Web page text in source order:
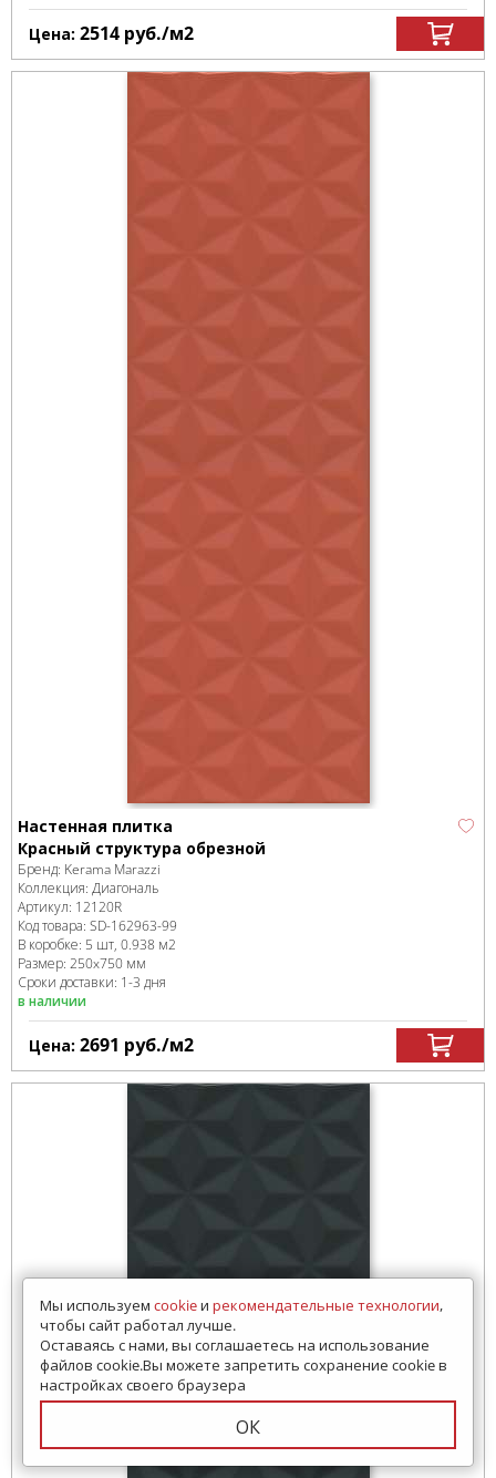
Цена: 2514 руб./м2
Настенная плитка
Красный структура обрезной
Бренд: Kerama Marazzi
Коллекция: Диагональ
Артикул: 12120R
Код товара: SD-162963-99
В коробке: 5 шт, 0.938 м2
Размер: 250x750 мм
Сроки доставки: 1-3 дня
в наличии
Цена: 2691 руб./м2
Мы используем cookieи рекомендательные технологии,
чтобы сайт работал лучше.
Оставаясь с нами, вы соглашаетесь на использование
файлов cookie.Вы можете запретить сохранение cookie в
настройках своего браузера
ОК